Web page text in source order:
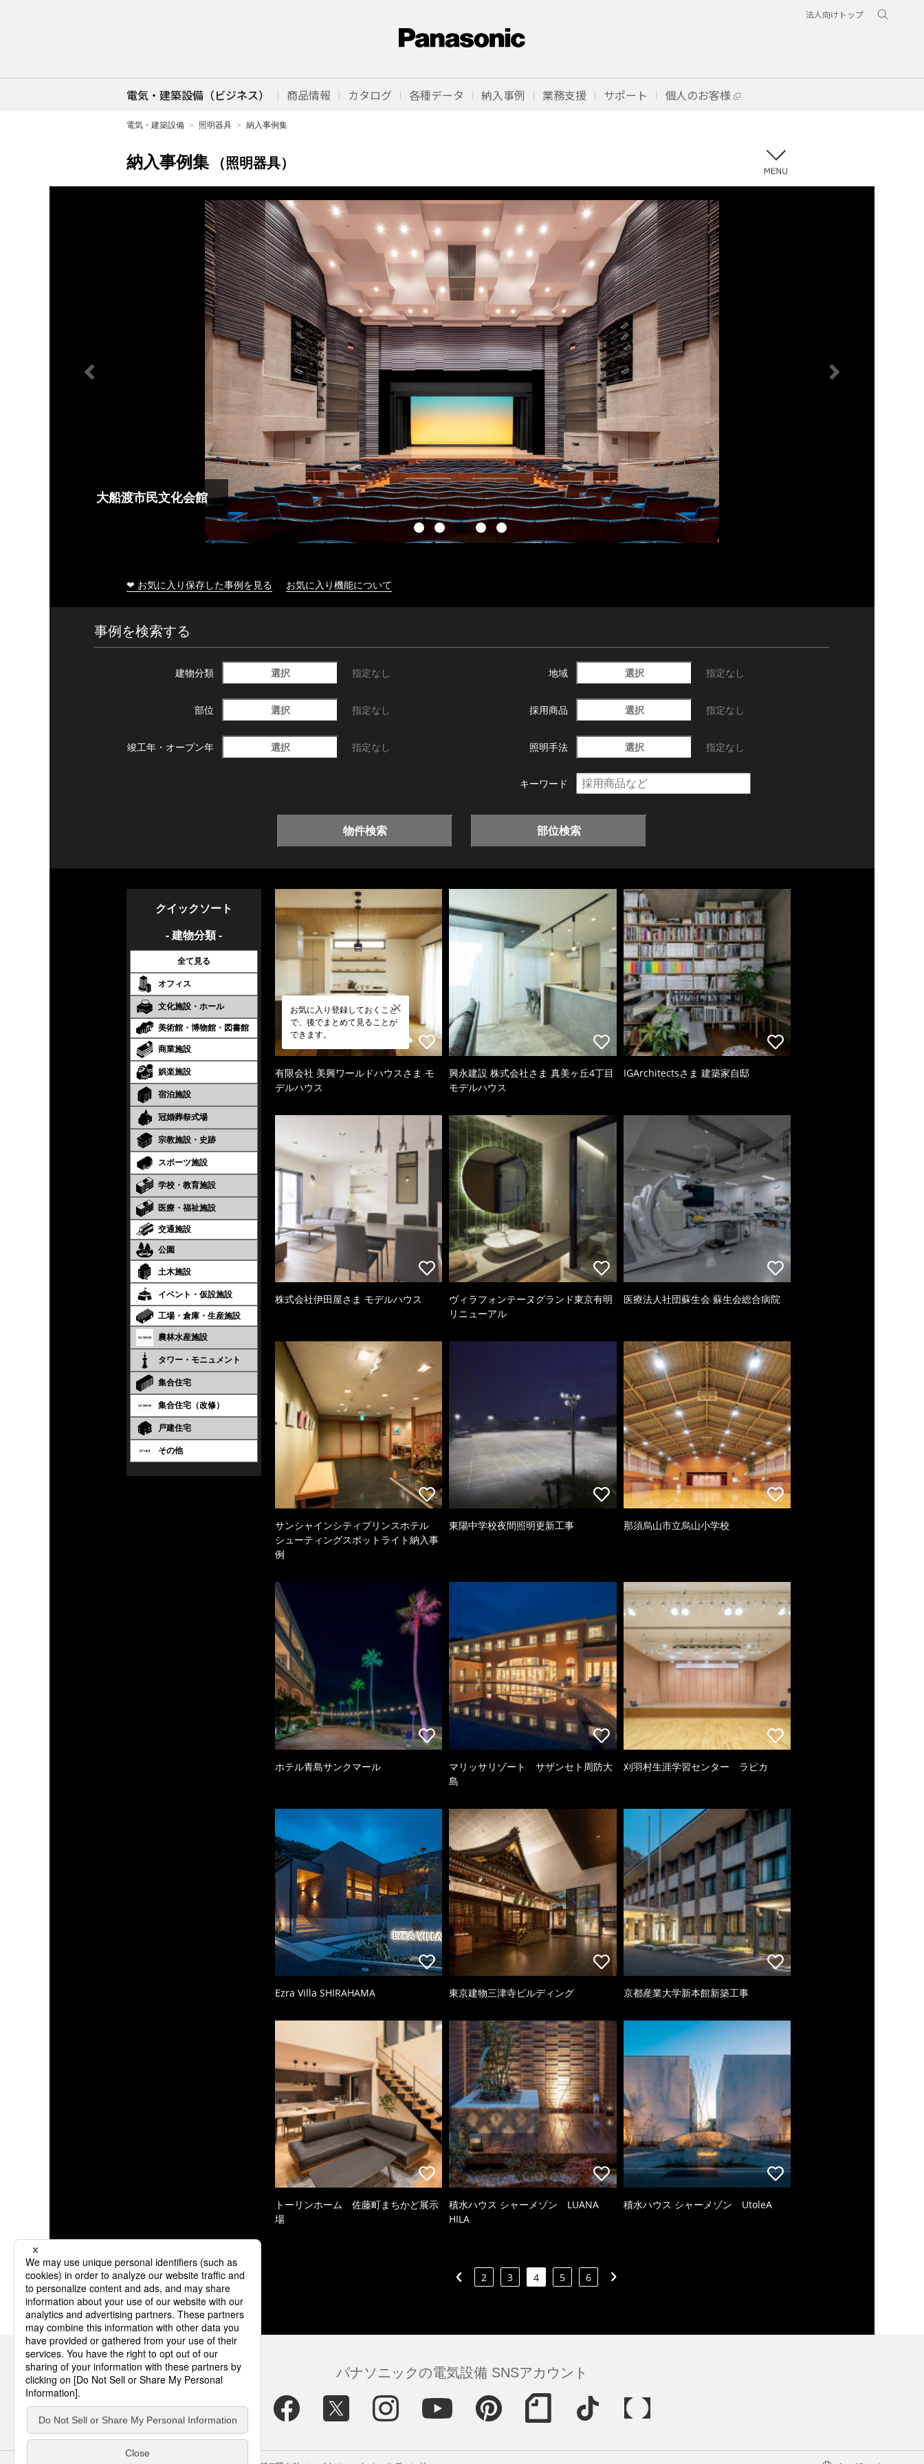
法人向けトップ
電気・建築設備（ビジネス） 商品情報 カタログ 各種データ 納入事例 業務支援 サポート 個人のお客様
電気・建築設備 照明器具 納入事例集
納入事例集 （照明器具）
大船渡市民文化会館
❤ お気に入り保存した事例を見る お気に入り機能について
事例を検索する
建物分類 選択 指定なし 地域 選択 指定なし
部位 選択 指定なし 採用商品 選択 指定なし
竣工年・ オープン年 選択 指定なし 照明手法 選択 指定なし
キーワード
物件検索 部位検索
クイックソート
- 建物分類 -
全て見る
オフィス
文化施設・ホール
美術館・博物館・図書館
商業施設
娯楽施設
宿泊施設
冠婚葬祭式場
宗教施設・史跡
スポーツ施設
学校・教育施設
医療・福祉施設
交通施設
公園
土木施設
イベント・仮設施設
工場・倉庫・生産施設
農林水産施設
タワー・モニュメント
集合住宅
集合住宅（改修）
戸建住宅
その他
お気に入り登録しておくこと
で、後でまとめて見ることが
できます。
有限会社 美興ワールドハウスさま モ
デルハウス
興永建設 株式会社さま 真美ヶ丘4丁目
モデルハウス
IGArchitectsさま 建築家自邸
株式会社伊田屋さま モデルハウス
ヴィラフォンテーヌグランド東京有明
リニューアル
医療法人社団蘇生会 蘇生会総合病院
サンシャインシティプリンスホテル
シューティングスポットライト納入事
例
東陽中学校夜間照明更新工事 那須烏山市立烏山小学校
ホテル青島サンクマール
マリッサリゾート サザンセト周防大
島
刈羽村生涯学習センター ラピカ
Ezra Villa SHIRAHAMA 東京建物三津寺ビルディング 京都産業大学新本館新築工事
トーリンホーム 佐藤町まちかど展示
場
積水ハウス シャーメゾン LUANA
HILA
積水ハウス シャーメゾン UtoleA
2 3 4 5 6
パナソニックの電気設備 SNSアカウント